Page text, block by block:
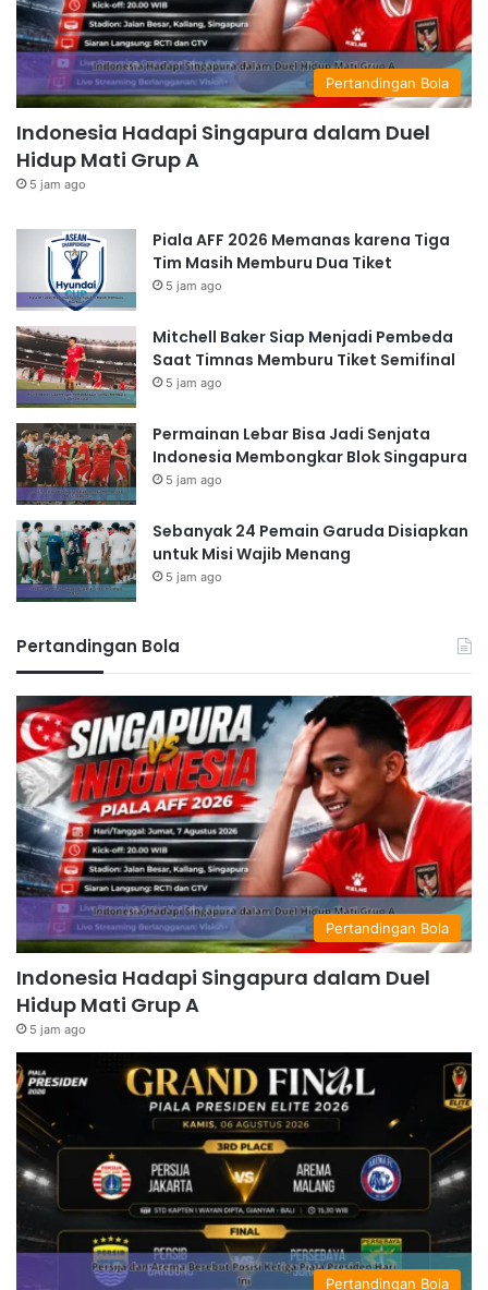
Pertandingan Bola
Indonesia Hadapi Singapura dalam Duel
Hidup Mati Grup A
5 jam ago
Piala AFF 2026 Memanas karena Tiga
Tim Masih Memburu Dua Tiket
5 jam ago
Mitchell Baker Siap Menjadi Pembeda
Saat Timnas Memburu Tiket Semifinal
5 jam ago
Permainan Lebar Bisa Jadi Senjata
Indonesia Membongkar Blok Singapura
5 jam ago
Sebanyak 24 Pemain Garuda Disiapkan
untuk Misi Wajib Menang
5 jam ago
Pertandingan Bola
Pertandingan Bola
Indonesia Hadapi Singapura dalam Duel
Hidup Mati Grup A
5 jam ago
Pertandingan Bola